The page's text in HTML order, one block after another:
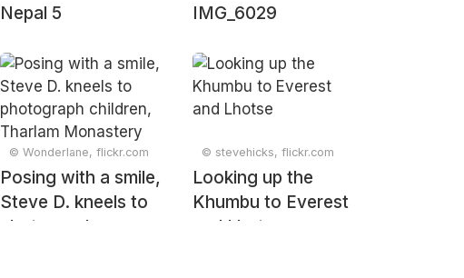
Nepal 5 IMG_6029
© Wonderlane, flickr.com
Posing with a smile,
Steve D. kneels to
photograph
© stevehicks, flickr.com
Looking up the
Khumbu to Everest
and Lhotse